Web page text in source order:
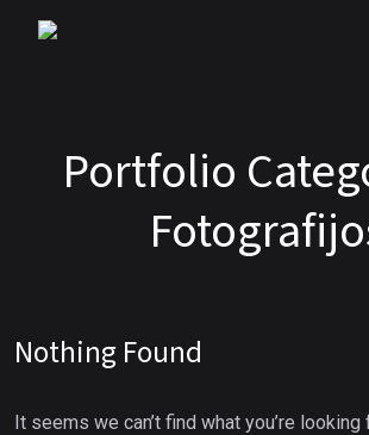
Portfolio
Nothing Found
It seems we can’t find what you’re looking